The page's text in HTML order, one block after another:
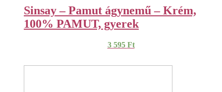
Sinsay – Pamut ágynemű – Krém,
100% PAMUT, gyerek
3 595 Ft